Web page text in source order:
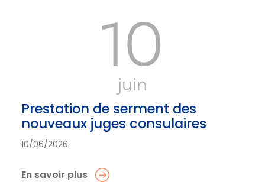
10
juin
Prestation de serment des
nouveaux juges consulaires
10/06/2026
En savoir plus